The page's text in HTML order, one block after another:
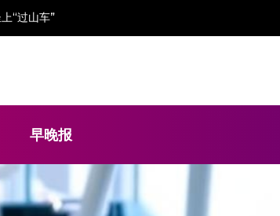
客户
早晚报